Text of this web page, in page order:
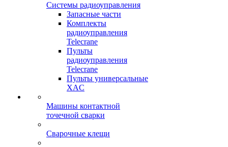
Системы радиоуправления
Запасные части
Комплекты
радиоуправления
Telecrane
Пульты
радиоуправления
Telecrane
Пульты универсальные
XAC
Машины контактной
точечной сварки
Сварочные клещи